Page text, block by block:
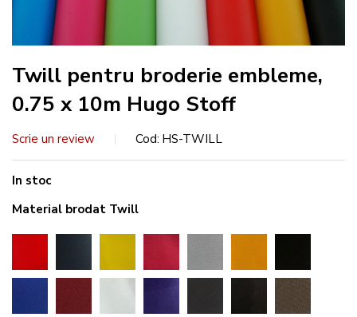
Twill pentru broderie embleme,
0.75 x 10m Hugo Stoff
Scrie un review Cod HS-TWILL
In stoc
Material brodat Twill